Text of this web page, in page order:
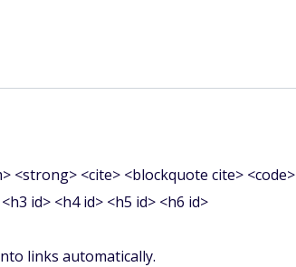
<strong> <cite> <blockquote cite>
id> <h4 id> <h5 id> <h6 id>
links automatically.